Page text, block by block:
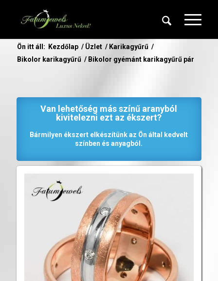
Ön itt áll: Kezdőlap / Üzlet / Karikagyűrű /
Bikolor karikagyűrű / Bikolor gyémánt karikagyűrű pár
Van lehetőség más színű aranyból
kivitelezni ezt az ékszert?
Bármilyen ékszert elkészítünk az Ön által kedvelt
színben és anyagból.